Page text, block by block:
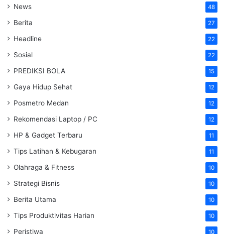
News 48
Berita 27
Headline 22
Sosial 22
PREDIKSI BOLA 15
Gaya Hidup Sehat 12
Posmetro Medan 12
Rekomendasi Laptop / PC 12
HP & Gadget Terbaru 11
Tips Latihan & Kebugaran 11
Olahraga & Fitness 10
Strategi Bisnis 10
Berita Utama 10
Tips Produktivitas Harian 10
Peristiwa 10